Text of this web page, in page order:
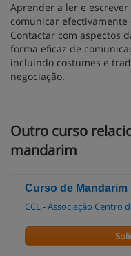
Aprender a ler e
comunicar efectivamente
Contactar com aspectos
forma eficaz de
incluindo costumes e
negociação.
Outro curso
mandarim
Curso de Mandarim
CCL - Associação Centro